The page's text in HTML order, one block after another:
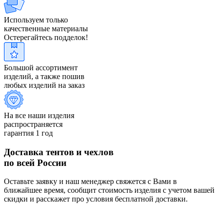
Используем только
качественные материалы
Остерегайтесь подделок!
Большой ассортимент
изделий, а также пошив
любых изделий на заказ
На все наши изделия
распространяется
гарантия 1 год
Доставка тентов и чехлов
по всей России
Оставьте заявку и наш менеджер свяжется с Вами в
ближайшее время, сообщит стоимость изделия с учетом вашей
скидки и расскажет про условия бесплатной доставки.